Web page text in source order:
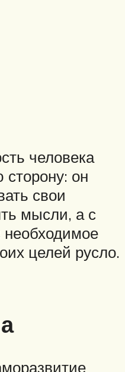
человека
он
свои
мысли, а с
целей русло.